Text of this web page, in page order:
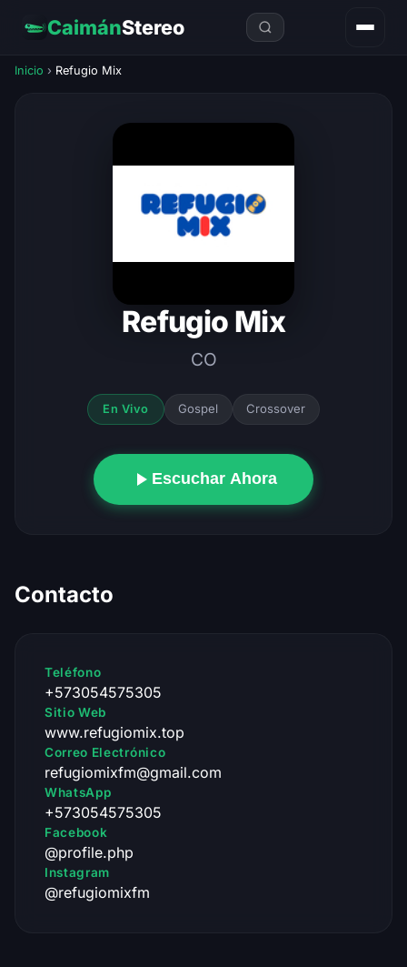
CaimánStereo
Inicio › Refugio Mix
Refugio Mix
CO
En Vivo Gospel Crossover
Escuchar Ahora
Contacto
Teléfono
+573054575305
Sitio Web
www.refugiomix.top
Correo Electrónico
refugiomixfm@gmail.com
WhatsApp
+573054575305
Facebook
@profile.php
Instagram
@refugiomixfm